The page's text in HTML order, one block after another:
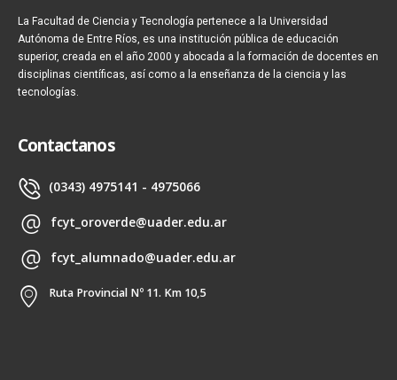
La Facultad de Ciencia y Tecnología pertenece a la Universidad
Autónoma de Entre Ríos, es una institución pública de educación
superior, creada en el año 2000 y abocada a la formación de docentes en
disciplinas científicas, así como a la enseñanza de la ciencia y las
tecnologías.
Contactanos
(0343) 4975141 - 4975066
fcyt_oroverde@uader.edu.ar
fcyt_alumnado@uader.edu.ar
Ruta Provincial Nº 11. Km 10,5